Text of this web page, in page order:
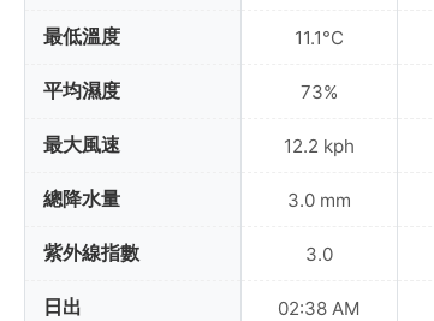
最低溫度
平均濕度
最大風速
總降水量
紫外線指數
日出
11.1°C
73%
12.2 kph
3.0 mm
3.0
02:38 AM